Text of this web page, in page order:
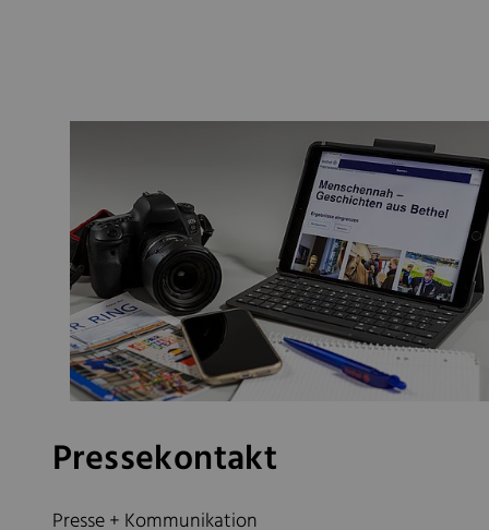
Pressekontakt
Presse + Kommunikation